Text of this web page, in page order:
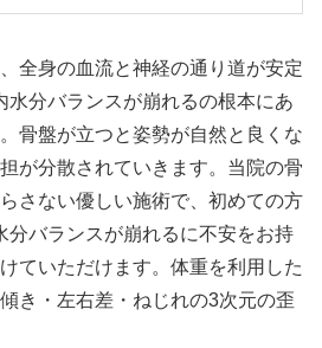
全身の血流と神経の通り道が安定
分バランスが崩れるの根本にあ
骨盤が立つと姿勢が自然と良くな
が分散されていきます。当院の骨
さない優しい施術で、初めての方
バランスが崩れるに不安をお持
ていただけます。体重を利用した
き・左右差・ねじれの3次元の歪